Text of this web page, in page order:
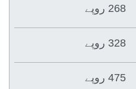
268 روپے
328 روپے
475 روپے